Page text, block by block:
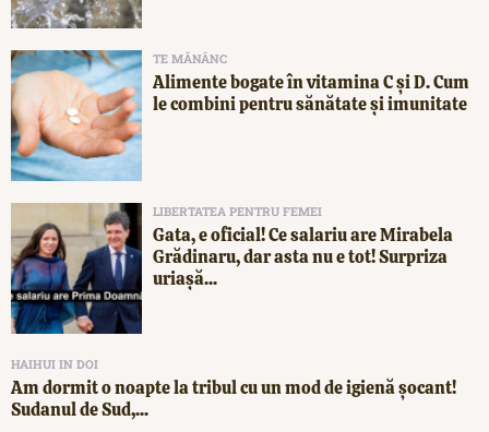
TE MĂNÂNC
Alimente bogate în vitamina C și D. Cum
le combini pentru sănătate și imunitate
LIBERTATEA PENTRU FEMEI
Gata, e oficial! Ce salariu are Mirabela
Grădinaru, dar asta nu e tot! Surpriza
uriașă...
HAIHUI IN DOI
Am dormit o noapte la tribul cu un mod de igienă șocant!
Sudanul de Sud,...